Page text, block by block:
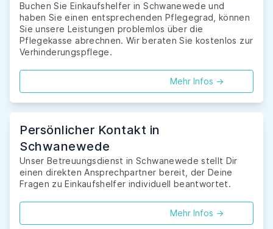
Buchen Sie Einkaufshelfer in Schwanewede und
haben Sie einen entsprechenden Pflegegrad, können
Sie unsere Leistungen problemlos über die
Pflegekasse abrechnen. Wir beraten Sie kostenlos zur
Verhinderungspflege.
Mehr Infos ->
Persönlicher Kontakt in
Schwanewede
Unser Betreuungsdienst in Schwanewede stellt Dir
einen direkten Ansprechpartner bereit, der Deine
Fragen zu Einkaufshelfer individuell beantwortet.
Mehr Infos ->